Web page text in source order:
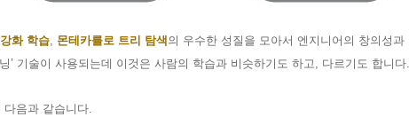
강화 학습, 몬테카를로 트리 탐색 의 우수한 성질을 모아서 엔지니어의 창의성
’ 기술이 사용되는데 이것은 사람의 학습과 비슷하기도 하고, 다르기도 합니다.
다음과 같습니다.